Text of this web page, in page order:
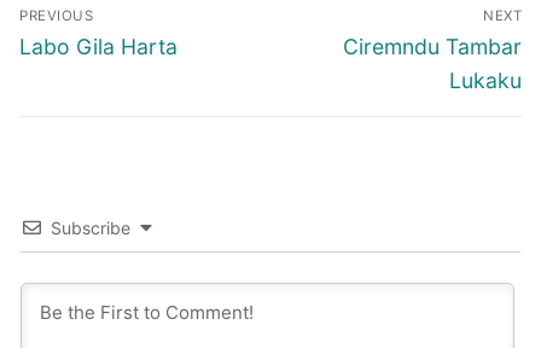
navigation
PREVIOUS
Previous
Labo Gila Harta
NEXT
Next
Ciremndu Tambar
Lukaku
Subscribe